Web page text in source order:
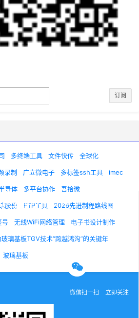
订阅
多终端工具 文件快传 全球化
录制 广立微电子 多标签ssh工具 imec
导体 多平台协作 吾拾微
股份 FTP工具 2026先进制程路线图
号 无线WiFi网络管理 电子书设计制作
璃基板TGV技术“跨越鸿沟”的关键年
玻璃基板
微信扫一扫 立即关注